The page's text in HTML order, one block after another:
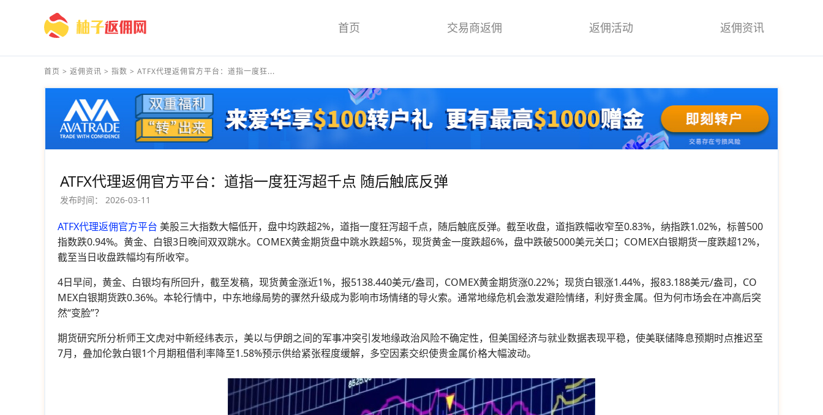
首页 交易商返佣 返佣活动 返佣资讯
首页 > 返佣资讯 > 指数 > ATFX代理返佣官方平台：道指一度狂...
ATFX代理返佣官方平台：道指一度狂泻超千点 随后触底反弹
发布时间： 2026-03-11
ATFX代理返佣官方平台 美股三大指数大幅低开，盘中均跌超2%，道指一度狂泻超千点，随后触底反弹。截至收盘，道指跌幅收窄至0.83%，纳指跌1.02%，标普500
指数跌0.94%。黄金、白银3日晚间双双跳水。COMEX黄金期货盘中跳水跌超5%，现货黄金一度跌超6%，盘中跌破5000美元关口；COMEX白银期货一度跌超12%，
截至当日收盘跌幅均有所收窄。
4日早间，黄金、白银均有所回升，截至发稿，现货黄金涨近1%，报5138.440美元/盎司，COMEX黄金期货涨0.22%；现货白银涨1.44%，报83.188美元/盎司，CO
MEX白银期货跌0.36%。本轮行情中，中东地缘局势的骤然升级成为影响市场情绪的导火索。通常地缘危机会激发避险情绪，利好贵金属。但为何市场会在冲高后突
然“变脸”？
期货研究所分析师王文虎对中新经纬表示，美以与伊朗之间的军事冲突引发地缘政治风险不确定性，但美国经济与就业数据表现平稳，使美联储降息预期时点推迟至
7月，叠加伦敦白银1个月期租借利率降至1.58%预示供给紧张程度缓解，多空因素交织使贵金属价格大幅波动。